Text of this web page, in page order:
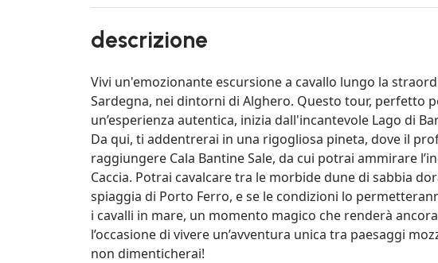
descrizione
Vivi un'emozionante escursione a cavallo lungo la
Sardegna, nei dintorni di Alghero. Questo tour, perfetto
un’esperienza autentica, inizia dall'incantevole Lago di
Da qui, ti addentrerai in una rigogliosa pineta, dove il
raggiungere Cala Bantine Sale, da cui potrai ammirare
Caccia. Potrai cavalcare tra le morbide dune di sabbia
spiaggia di Porto Ferro, e se le condizioni lo
i cavalli in mare, un momento magico che renderà
l’occasione di vivere un’avventura unica tra paesaggi
non dimenticherai!